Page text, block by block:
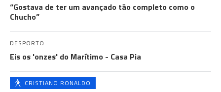
“Gostava de ter um avançado tão completo como o
Chucho”
DESPORTO
Eis os 'onzes' do Marítimo - Casa Pia
CRISTIANO RONALDO